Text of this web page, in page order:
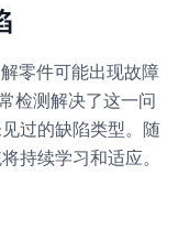
零件可能出现故障
检测解决了这一问
过的缺陷类型。随
持续学习和适应。